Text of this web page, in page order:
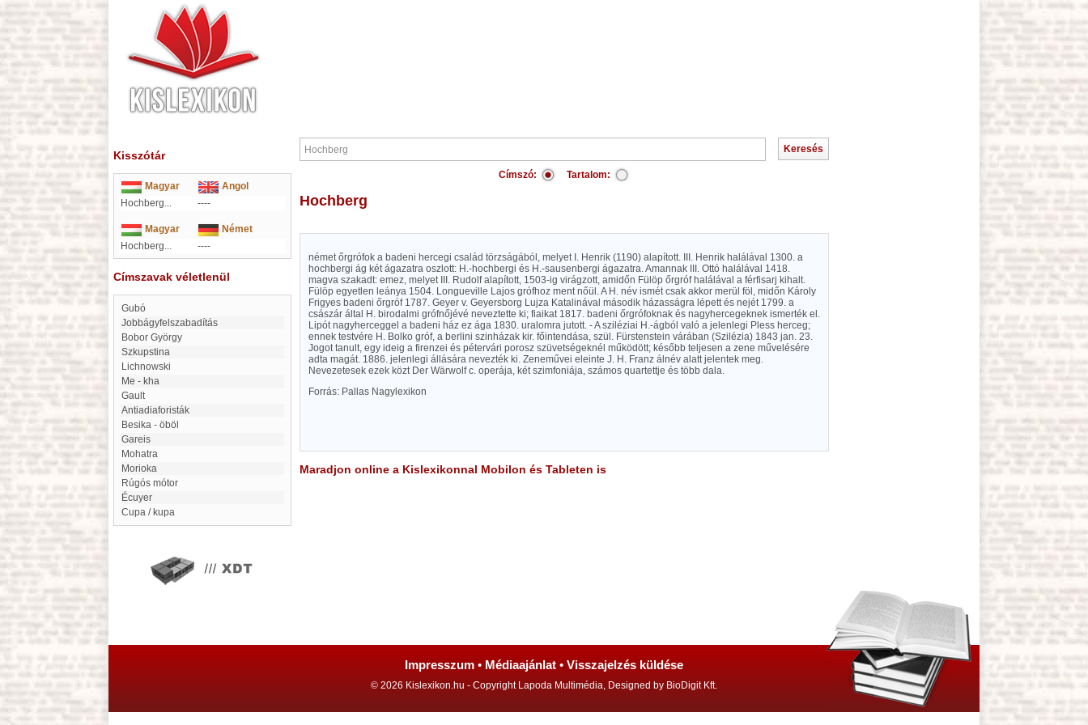
Kisszótár
Magyar
Angol
Hochberg...
----
Magyar
Német
Hochberg...
----
Címszavak véletlenül
Gubó
Jobbágyfelszabadítás
Bobor György
Szkupstina
Lichnowski
Me - kha
Gault
Antiadiaforisták
Besika - öböl
Gareis
Mohatra
Morioka
Rúgós mótor
Écuyer
Cupa / kupa
Címszó: Tartalom:
Hochberg
német őrgrófok a badeni hercegi család törzságából, melyet I. Henrik (1190) alapított. III. Henrik halálával 1300. a
hochbergi ág két ágazatra oszlott: H.-hochbergi és H.-sausenbergi ágazatra. Amannak III. Ottó halálával 1418.
magva szakadt: emez, melyet III. Rudolf alapított, 1503-ig virágzott, amidőn Fülöp őrgróf halálával a férfisarj kihalt.
Fülöp egyetlen leánya 1504. Longueville Lajos grófhoz ment nőül. A H. név ismét csak akkor merül föl, midőn Károly
Frigyes badeni őrgróf 1787. Geyer v. Geyersborg Lujza Katalinával második házasságra lépett és nejét 1799. a
császár által H. birodalmi grófnőjévé neveztette ki; fiaikat 1817. badeni őrgrófoknak és nagyhercegeknek ismerték el.
Lipót nagyherceggel a badeni ház ez ága 1830. uralomra jutott. - A sziléziai H.-ágból való a jelenlegi Pless herceg;
ennek testvére H. Bolko gróf, a berlini szinházak kir. főintendása, szül. Fürstenstein várában (Szilézia) 1843 jan. 23.
Jogot tanult, egy ideig a firenzei és pétervári porosz szüvetségeknél működött; később teljesen a zene művelésére
adta magát. 1886. jelenlegi állására nevezték ki. Zeneművei eleinte J. H. Franz álnév alatt jelentek meg.
Nevezetesek ezek közt Der Wärwolf c. operája, két szimfoniája, számos quartettje és több dala.
Forrás: Pallas Nagylexikon
Maradjon online a Kislexikonnal Mobilon és Tableten is
Impresszum • Médiaajánlat • Visszajelzés küldése
© 2026 Kislexikon.hu - Copyright Lapoda Multimédia, Designed by BioDigit Kft.